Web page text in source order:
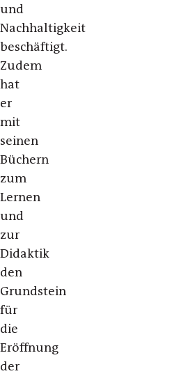
und
Nachhaltigkeit
beschäftigt.
Zudem
hat
er
mit
seinen
Büchern
zum
Lernen
und
zur
Didaktik
den
Grundstein
für
die
Eröffnung
der